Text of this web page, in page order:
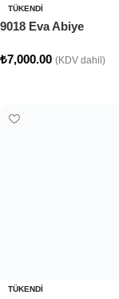
TÜKENDI
9018 Eva Abiye
₺7,000.00 (KDV dahil)
TÜKENDI